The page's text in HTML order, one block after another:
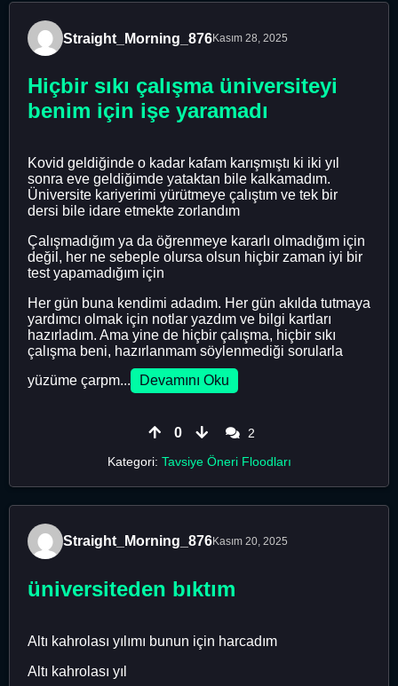
Straight_Morning_876Kasım 28, 2025
Hiçbir sıkı çalışma üniversiteyi
benim için işe yaramadı
Kovid geldiğinde o kadar kafam karışmıştı ki iki yıl
sonra eve geldiğimde yataktan bile kalkamadım.
Üniversite kariyerimi yürütmeye çalıştım ve tek bir
dersi bile idare etmekte zorlandım
Çalışmadığım ya da öğrenmeye kararlı olmadığım için
değil, her ne sebeple olursa olsun hiçbir zaman iyi bir
test yapamadığım için
Her gün buna kendimi adadım. Her gün akılda tutmaya
yardımcı olmak için notlar yazdım ve bilgi kartları
hazırladım. Ama yine de hiçbir çalışma, hiçbir sıkı
çalışma beni, hazırlanmam söylenmediği sorularla
yüzüme çarpm...
Devamını Oku
0
2
Kategori: Tavsiye Öneri Floodları
Straight_Morning_876Kasım 20, 2025
üniversiteden bıktım
Altı kahrolası yılımı bunun için harcadım
Altı kahrolası yıl